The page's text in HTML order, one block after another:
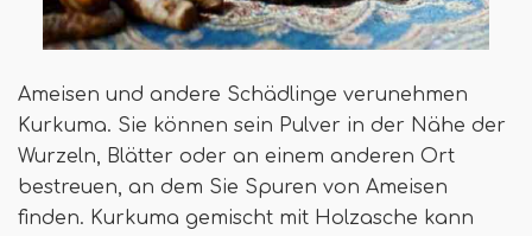
Ameisen und andere Schädlinge verunehmen
Kurkuma. Sie können sein Pulver in der Nähe der
Wurzeln, Blätter oder an einem anderen Ort
bestreuen, an dem Sie Spuren von Ameisen
finden. Kurkuma gemischt mit Holzasche kann